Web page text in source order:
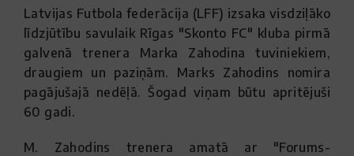
Latvijas Futbola federācija (LFF) izsaka visdziļāko
līdzjūtību savulaik Rīgas "Skonto FC" kluba pirmā
galvenā trenera Marka Zahodina tuviniekiem,
draugiem un paziņām. Marks Zahodins nomira
pagājušajā nedēļā. Šogad viņam būtu apritējuši
60 gadi.
M. Zahodins trenera amatā ar "Forums-